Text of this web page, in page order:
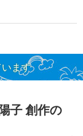
ます
子 創作の